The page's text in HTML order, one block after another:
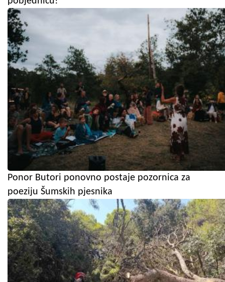
Ponor Butori ponovno postaje pozornica za
poeziju Šumskih pjesnika